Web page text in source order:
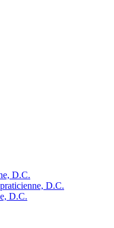
D.C.
D.C.
D.C.